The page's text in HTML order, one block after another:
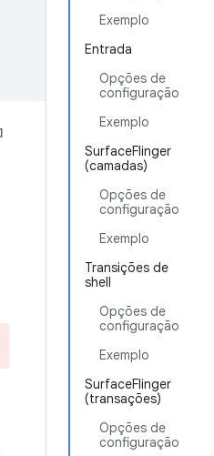
Exemplo
Entrada
Opções de
configuração
Exemplo
SurfaceFlinger
(camadas)
Opções de
configuração
Exemplo
Transições de
shell
Opções de
configuração
Exemplo
SurfaceFlinger
(transações)
Opções de
configuração